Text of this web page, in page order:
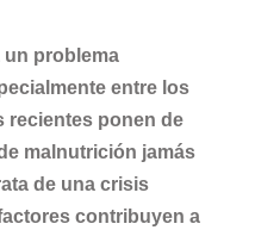
un problema
entre los
recientes ponen de
malnutrición jamás
de una crisis
contribuyen a